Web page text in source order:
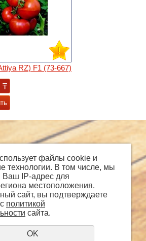
RZ) F1 (73-667)
₸
файлы cookie и
технологии. В том числе, мы
IP-адрес для
местоположения.
сайт, вы подтверждаете
политикой
сайта.
OK